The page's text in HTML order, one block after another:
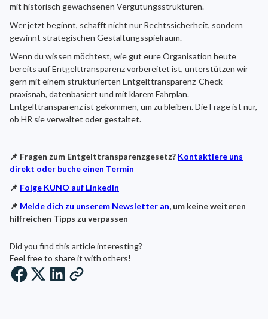
mit historisch gewachsenen Vergütungsstrukturen.
Wer jetzt beginnt, schafft nicht nur Rechtssicherheit, sondern
gewinnt strategischen Gestaltungsspielraum.
Wenn du wissen möchtest, wie gut eure Organisation heute
bereits auf Entgelttransparenz vorbereitet ist, unterstützen wir
gern mit einem strukturierten Entgelttransparenz-Check –
praxisnah, datenbasiert und mit klarem Fahrplan.
Entgelttransparenz ist gekommen, um zu bleiben. Die Frage ist nur,
ob HR sie verwaltet oder gestaltet.
📌 Fragen zum Entgelttransparenzgesetz? Kontaktiere uns
direkt oder buche einen Termin
📌 Folge KUNO auf LinkedIn
📌 Melde dich zu unserem Newsletter an, um keine weiteren
hilfreichen Tipps zu verpassen
Did you find this article interesting?
Feel free to share it with others!